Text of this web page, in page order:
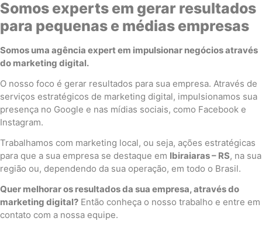
Somos experts em gerar resultados
para pequenas e médias empresas
Somos uma agência expert em impulsionar negócios através
do marketing digital.
O nosso foco é gerar resultados para sua empresa. Através de
serviços estratégicos de marketing digital, impulsionamos sua
presença no Google e nas mídias sociais, como Facebook e
Instagram.
Trabalhamos com marketing local, ou seja, ações estratégicas
para que a sua empresa se destaque em Ibiraiaras – RS, na sua
região ou, dependendo da sua operação, em todo o Brasil.
Quer melhorar os resultados da sua empresa, através do
marketing digital? Então conheça o nosso trabalho e entre em
contato com a nossa equipe.